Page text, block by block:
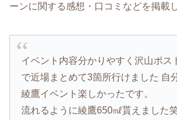
ーンに関する感想・口コミなどを掲載
イベント内容分かりやすく沢山ポス
で近場まとめて3箇所行けました 自
綾鷹イベント楽しかったです。
流れるように綾鷹650㎖貰えました